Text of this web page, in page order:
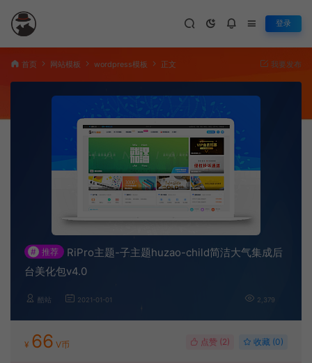
登录
首页 网站模板 wordpress模板 正文 我要发布
# 推荐
RiPro主题-子主题huzao-child简洁大气集成后
台美化包v4.0
酷站 2021-01-01 2,379
¥ 66 V币 点赞 (2) 收藏 (0)